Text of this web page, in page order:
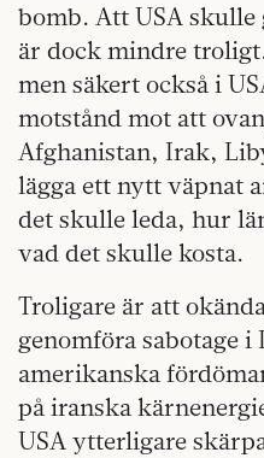
bomb. Att USA skulle
är dock mindre
men säkert också i
motstånd mot att
Afghanistan, Irak,
lägga ett nytt väpnat
det skulle leda, hur
vad det skulle kosta.
Troligare är att
genomföra sabotage
amerikanska
på iranska
USA ytterligare